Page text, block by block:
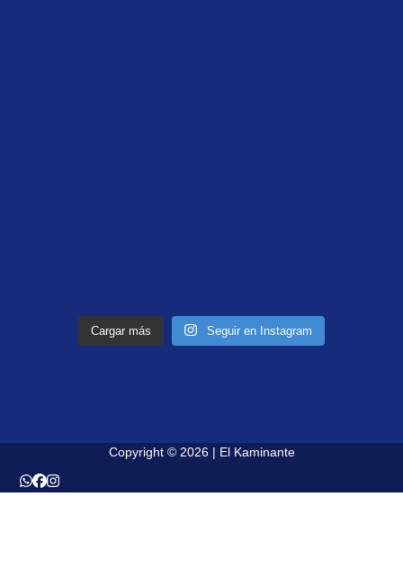
Cargar más Seguir en Instagram
Copyright © 2026 | El Kaminante